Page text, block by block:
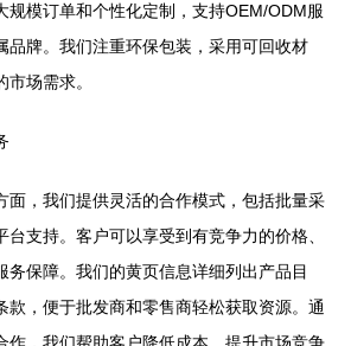
规模订单和个性化定制，支持OEM/ODM服
品牌。我们注重环保包装，采用可回收材
场需求。
面，我们提供灵活的合作模式，包括批量采
台支持。客户可以享受到有竞争力的价格、
务保障。我们的黄页信息详细列出产品目
款，便于批发商和零售商轻松获取资源。通